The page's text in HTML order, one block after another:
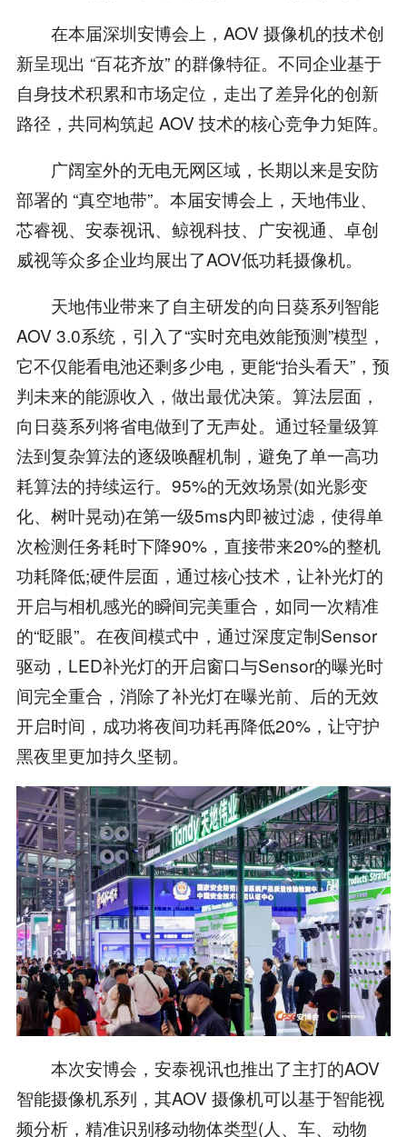
在本届深圳安博会上，AOV 摄像机的技术创
新呈现出 “百花齐放” 的群像特征。不同企业基于
自身技术积累和市场定位，走出了差异化的创新
路径，共同构筑起 AOV 技术的核心竞争力矩阵。
广阔室外的无电无网区域，长期以来是安防
部署的 “真空地带”。本届安博会上，天地伟业、
芯睿视、安泰视讯、鲸视科技、广安视通、卓创
威视等众多企业均展出了AOV低功耗摄像机。
天地伟业带来了自主研发的向日葵系列智能
AOV 3.0系统，引入了“实时充电效能预测”模型，
它不仅能看电池还剩多少电，更能“抬头看天”，预
判未来的能源收入，做出最优决策。算法层面，
向日葵系列将省电做到了无声处。通过轻量级算
法到复杂算法的逐级唤醒机制，避免了单一高功
耗算法的持续运行。95%的无效场景(如光影变
化、树叶晃动)在第一级5ms内即被过滤，使得单
次检测任务耗时下降90%，直接带来20%的整机
功耗降低;硬件层面，通过核心技术，让补光灯的
开启与相机感光的瞬间完美重合，如同一次精准
的“眨眼”。在夜间模式中，通过深度定制Sensor
驱动，LED补光灯的开启窗口与Sensor的曝光时
间完全重合，消除了补光灯在曝光前、后的无效
开启时间，成功将夜间功耗再降低20%，让守护
黑夜里更加持久坚韧。
本次安博会，安泰视讯也推出了主打的AOV
智能摄像机系列，其AOV 摄像机可以基于智能视
频分析，精准识别移动物体类型(人、车、动物